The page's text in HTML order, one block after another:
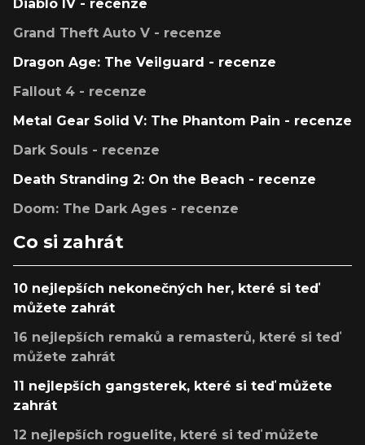
Diablo IV - recenze
Grand Theft Auto V - recenze
Dragon Age: The Veilguard - recenze
Fallout 4 - recenze
Metal Gear Solid V: The Phantom Pain - recenze
Dark Souls - recenze
Death Stranding 2: On the Beach - recenze
Doom: The Dark Ages - recenze
Co si zahrát
10 nejlepších nekonečných her, které si teď
můžete zahrát
16 nejlepších remaků a remasterů, které si teď
můžete zahrát
11 nejlepších gangsterek, které si teď můžete
zahrát
12 nejlepších roguelite, které si teď můžete